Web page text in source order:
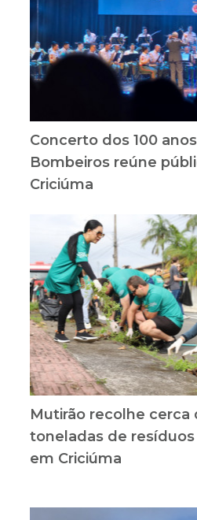
Concerto dos 100
Bombeiros reúne
Criciúma
Mutirão recolhe cerca
toneladas de resíduos
em Criciúma